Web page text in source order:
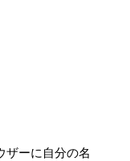
ザーに自分の名